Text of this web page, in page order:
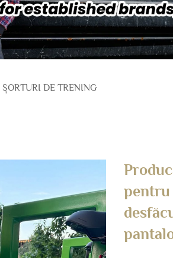
ȘORTURI DE TRENING
pentru